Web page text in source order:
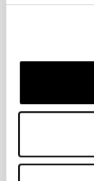
conviven